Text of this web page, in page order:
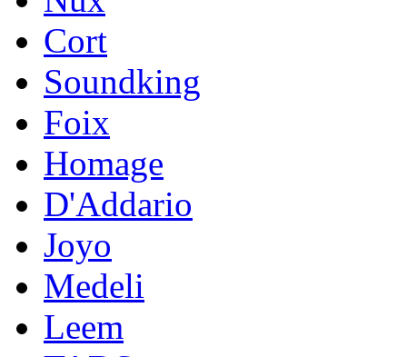
Cort
Soundking
Foix
Homage
D'Addario
Joyo
Medeli
Leem